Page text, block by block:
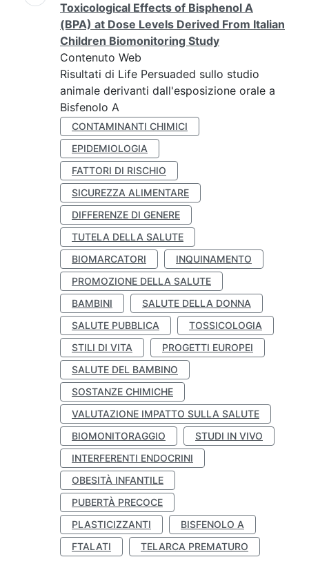
Toxicological Effects of Bisphenol A
(BPA) at Dose Levels Derived From Italian
Children Biomonitoring Study
Contenuto Web
Risultati di Life Persuaded sullo studio
animale derivanti dall'esposizione orale a
Bisfenolo A
CONTAMINANTI CHIMICI
EPIDEMIOLOGIA
FATTORI DI RISCHIO
SICUREZZA ALIMENTARE
DIFFERENZE DI GENERE
TUTELA DELLA SALUTE
BIOMARCATORI
INQUINAMENTO
PROMOZIONE DELLA SALUTE
BAMBINI
SALUTE DELLA DONNA
SALUTE PUBBLICA
TOSSICOLOGIA
STILI DI VITA
PROGETTI EUROPEI
SALUTE DEL BAMBINO
SOSTANZE CHIMICHE
VALUTAZIONE IMPATTO SULLA SALUTE
BIOMONITORAGGIO
STUDI IN VIVO
INTERFERENTI ENDOCRINI
OBESITÀ INFANTILE
PUBERTÀ PRECOCE
PLASTICIZZANTI
BISFENOLO A
FTALATI
TELARCA PREMATURO